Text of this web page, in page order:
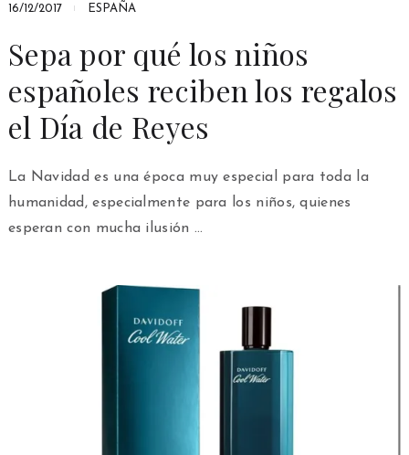
16/12/2017 ESPAÑA
Sepa por qué los niños
españoles reciben los regalos
el Día de Reyes
La Navidad es una época muy especial para toda la
humanidad, especialmente para los niños, quienes
esperan con mucha ilusión …